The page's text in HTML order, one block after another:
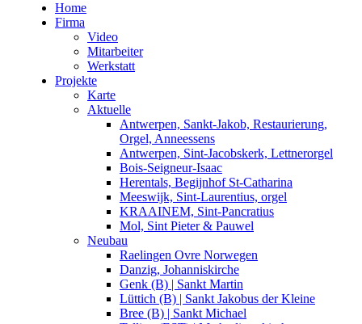
Home
Firma
Video
Mitarbeiter
Werkstatt
Projekte
Karte
Aktuelle
Antwerpen, Sankt-Jakob, Restaurierung,
Orgel, Anneessens
Antwerpen, Sint-Jacobskerk, Lettnerorgel
Bois-Seigneur-Isaac
Herentals, Begijnhof St-Catharina
Meeswijk, Sint-Laurentius, orgel
KRAAINEM, Sint-Pancratius
Mol, Sint Pieter & Pauwel
Neubau
Raelingen Ovre Norwegen
Danzig, Johanniskirche
Genk (B) | Sankt Martin
Lüttich (B) | Sankt Jakobus der Kleine
Bree (B) | Sankt Michael